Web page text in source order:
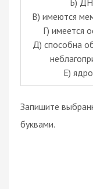
В) имеются
Г) имеется
Д) способна
Е)
Запишите
буквами.